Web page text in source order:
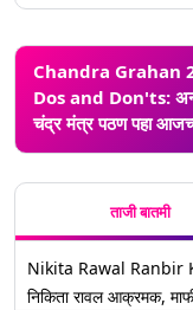
Chandra Grahan
Dos and Don'ts:
चंद्र मंत्र पठण पहा
काय कराल काय टाळाल?
ताजी बातमी
Nikita Rawal Ranbir
निकिता रावल आक्रमक,